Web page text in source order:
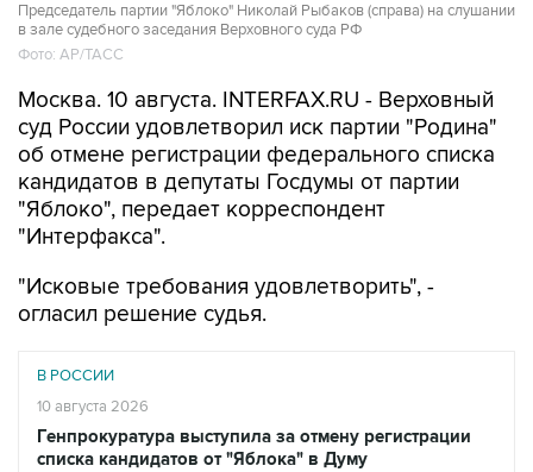
Председатель партии "Яблоко" Николай Рыбаков (справа) на слушании
в зале судебного заседания Верховного суда РФ
Фото: АР/ТАСС
Москва. 10 августа. INTERFAX.RU - Верховный
суд России удовлетворил иск партии "Родина"
об отмене регистрации федерального списка
кандидатов в депутаты Госдумы от партии
"Яблоко", передает корреспондент
"Интерфакса".
"Исковые требования удовлетворить", -
огласил решение судья.
В РОССИИ
10 августа 2026
Генпрокуратура выступила за отмену регистрации
списка кандидатов от "Яблока" в Думу